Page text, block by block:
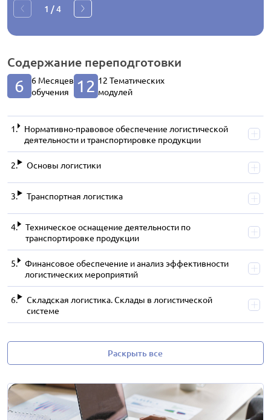
1 /4
Содержание переподготовки
6
6 Месяцев
обучения
12 12 Тематических
модулей
Нормативно-правовое обеспечение логистической
деятельности и транспортировке продукции
Основы логистики
Транспортная логистика
Техническое оснащение деятельности по
транспортировке продукции
Финансовое обеспечение и анализ эффективности
логистических мероприятий
Складская логистика. Склады в логистической
системе
Раскрыть все